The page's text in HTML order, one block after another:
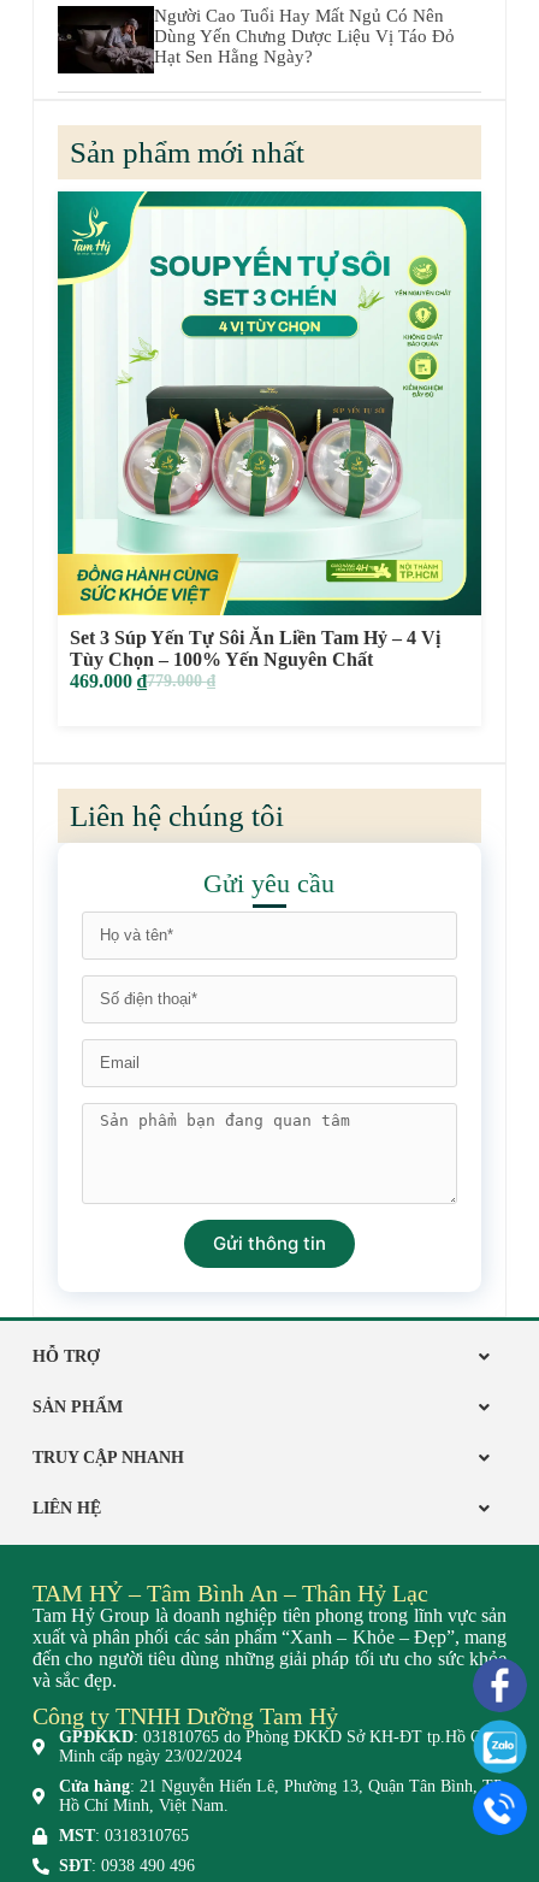
Người Cao Tuổi Hay Mất Ngủ Có Nên
Dùng Yến Chưng Dược Liệu Vị Táo Đỏ
Hạt Sen Hằng Ngày?
Sản phẩm mới nhất
Set 3 Súp Yến Tự Sôi Ăn Liền Tam Hỷ – 4 Vị
Tùy Chọn – 100% Yến Nguyên Chất
779.000₫
469.000 ₫
Liên hệ chúng tôi
Gửi yêu cầu
Gửi thông tin
HỖ TRỢ
SẢN PHẨM
TRUY CẬP NHANH
LIÊN HỆ
TAM HỶ – Tâm Bình An – Thân Hỷ Lạc
Tam Hỷ Group là doanh nghiệp tiên phong trong lĩnh vực sản
xuất và phân phối các sản phẩm “Xanh – Khỏe – Đẹp”, mang
đến cho người tiêu dùng những giải pháp tối ưu cho sức khỏe
và sắc đẹp.
Công ty TNHH Dưỡng Tam Hỷ
GPĐKKD: 031810765 do Phòng ĐKKD Sở KH-ĐT tp.Hồ Chí
Minh cấp ngày 23/02/2024
Cửa hàng: 21 Nguyễn Hiến Lê, Phường 13, Quận Tân Bình, TP.
Hồ Chí Minh, Việt Nam.
MST: 0318310765
SĐT: 0938 490 496